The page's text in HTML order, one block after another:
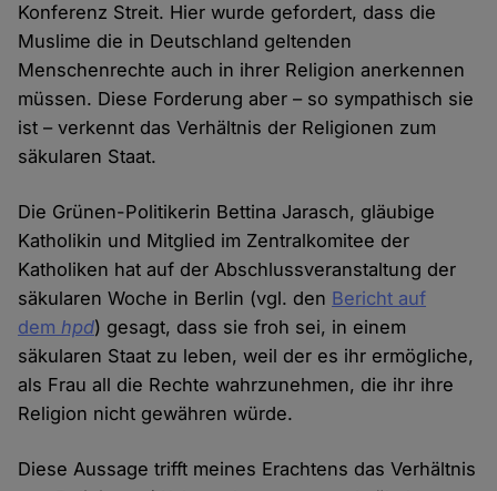
Konferenz Streit. Hier wurde gefordert, dass die
Muslime die in Deutschland geltenden
Menschenrechte auch in ihrer Religion anerkennen
müssen. Diese Forderung aber – so sympathisch sie
ist – verkennt das Verhältnis der Religionen zum
säkularen Staat.
Die Grünen-Politikerin Bettina Jarasch, gläubige
Katholikin und Mitglied im Zentralkomitee der
Katholiken hat auf der Abschlussveranstaltung der
säkularen Woche in Berlin (vgl. den Bericht auf
demhpd) gesagt, dass sie froh sei, in einem
säkularen Staat zu leben, weil der es ihr ermögliche,
als Frau all die Rechte wahrzunehmen, die ihr ihre
Religion nicht gewähren würde.
Diese Aussage trifft meines Erachtens das Verhältnis